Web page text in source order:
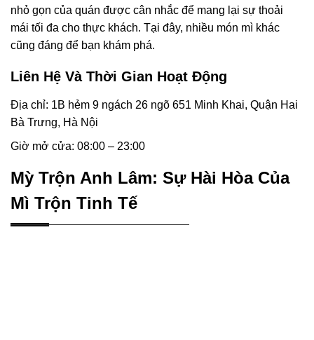
nhỏ gọn của quán được cân nhắc để mang lại sự thoải
mái tối đa cho thực khách. Tại đây, nhiều món mì khác
cũng đáng để bạn khám phá.
Liên Hệ Và Thời Gian Hoạt Động
Địa chỉ: 1B hẻm 9 ngách 26 ngõ 651 Minh Khai, Quận Hai
Bà Trưng, Hà Nội
Giờ mở cửa: 08:00 – 23:00
Mỳ Trộn Anh Lâm: Sự Hài Hòa Của
Mì Trộn Tinh Tế